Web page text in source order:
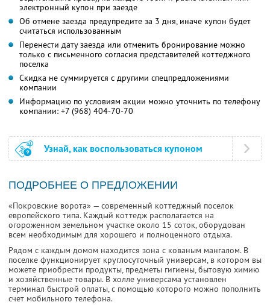
электронный купон при заезде
Об отмене заезда предупредите за 3 дня, иначе купон будет
считаться использованным
Перенести дату заезда или отменить бронирование можно
только с письменного согласия представителей коттеджного
поселка
Скидка не суммируется с другими спецпредложениями
компании
Информацию по условиям акции можно уточнить по телефону
компании: +7 (968) 404-70-70
Узнай, как воспользоваться купоном
ПОДРОБНЕЕ О ПРЕДЛОЖЕНИИ
«Покровские ворота» — современный коттеджный поселок
европейского типа. Каждый коттедж располагается на
огороженном земельном участке около 15 соток, оборудован
всем необходимым для хорошего и полноценного отдыха.
Рядом с каждым домом находится зона с кованым мангалом. В
поселке функционирует круглосуточный универсам, в котором вы
можете приобрести продукты, предметы гигиены, бытовую химию
и хозяйственные товары. В холле универсама установлен
терминал быстрой оплаты, с помощью которого можно пополнить
счет мобильного телефона.